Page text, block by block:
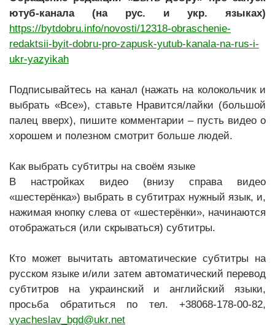
ютуб-канала(на рус. и укр. языках)
https://bytdobru.info/novosti/12318-obraschenie-
redaktsii-byit-dobru-pro-zapusk-yutub-kanala-na-rus-i-
ukr-yazyikah
Подписывайтесь на канал (нажать на колокольчик и
выбрать «Все»), ставьте Нравится/лайки (большой
палец вверх), пишите комментарии – пусть видео о
хорошем и полезном смотрит больше людей.
Как выбрать субтитры на своём языке
В настройках видео (внизу справа видео
«шестерёнка») выбрать в субтитрах нужный язык, и,
нажимая кнопку слева от «шестерёнки», начинаются
отображаться (или скрываться) субтитры.
Кто может вычитать автоматические субтитры на
русском языке и/или затем автоматический перевод
субтитров на украинский и английский языки,
просьба обратиться по тел. +38068-178-00-82,
vyacheslav_bgd@ukr.net